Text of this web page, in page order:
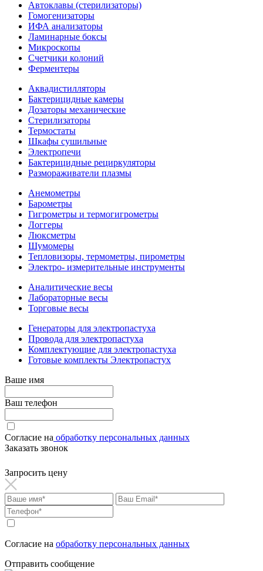
Автоклавы (стерилизаторы)
Гомогенизаторы
ИФА анализаторы
Ламинарные боксы
Микроскопы
Счетчики колоний
Ферментеры
Аквадистилляторы
Бактерицидные камеры
Дозаторы механические
Стерилизаторы
Термостаты
Шкафы сушильные
Электропечи
Бактерицидные рециркуляторы
Размораживатели плазмы
Анемометры
Барометры
Гигрометры и термогигрометры
Логгеры
Люксметры
Шумомеры
Тепловизоры, термометры, пирометры
Электро- измерительные инструменты
Аналитические весы
Лабораторные весы
Торговые весы
Генераторы для электропастуха
Провода для электропастуха
Комплектующие для электропастуха
Готовые комплекты Электропастух
Ваше имя
Ваш телефон
Согласие на обработку персональных данных
Заказать звонок
Запросить цену
Согласие на обработку персональных данных
Отправить сообщение